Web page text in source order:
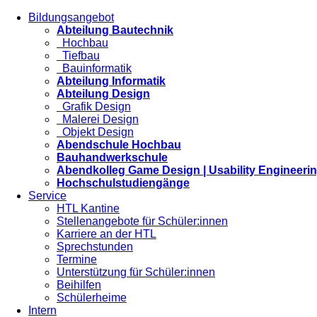
Bildungsangebot
Abteilung Bautechnik
Hochbau
Tiefbau
Bauinformatik
Abteilung Informatik
Abteilung Design
Grafik Design
Malerei Design
Objekt Design
Abendschule Hochbau
Bauhandwerkschule
Abendkolleg Game Design | Usability
Hochschulstudiengänge
Service
HTL Kantine
Stellenangebote für Schüler:innen
Karriere an der HTL
Sprechstunden
Termine
Unterstützung für Schüler:innen
Beihilfen
Schülerheime
Intern